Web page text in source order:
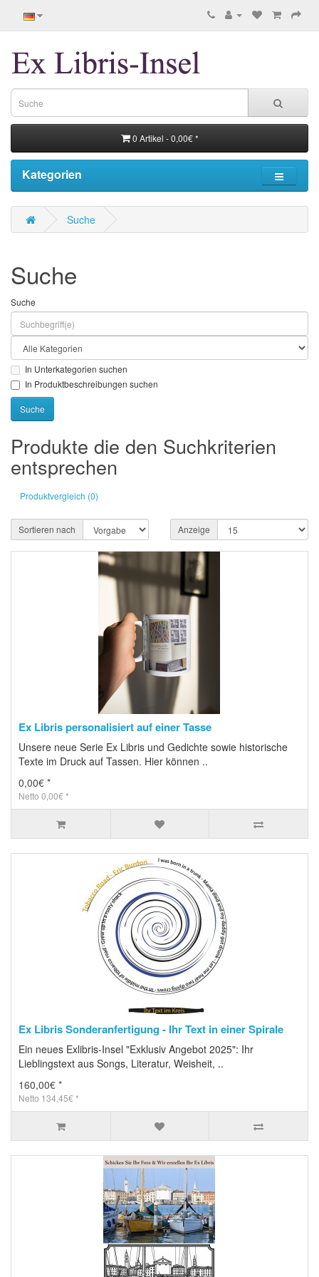
0 Artikel - 0,00€ *
Kategorien
Suche
Suche
Suche
In Unterkategorien suchen
In Produktbeschreibungen suchen
Produkte die den Suchkriterien
entsprechen
Produktvergleich (0)
Sortieren nach Anzeige
Ex Libris personalisiert auf einer Tasse
Unsere neue Serie Ex Libris und Gedichte sowie historische
Texte im Druck auf Tassen. Hier können ..
0,00€ *
Netto 0,00€ *
Ex Libris Sonderanfertigung - Ihr Text in einer Spirale
Ein neues Exlibris-Insel "Exklusiv Angebot 2025": Ihr
Lieblingstext aus Songs, Literatur, Weisheit, ..
160,00€ *
Netto 134,45€ *